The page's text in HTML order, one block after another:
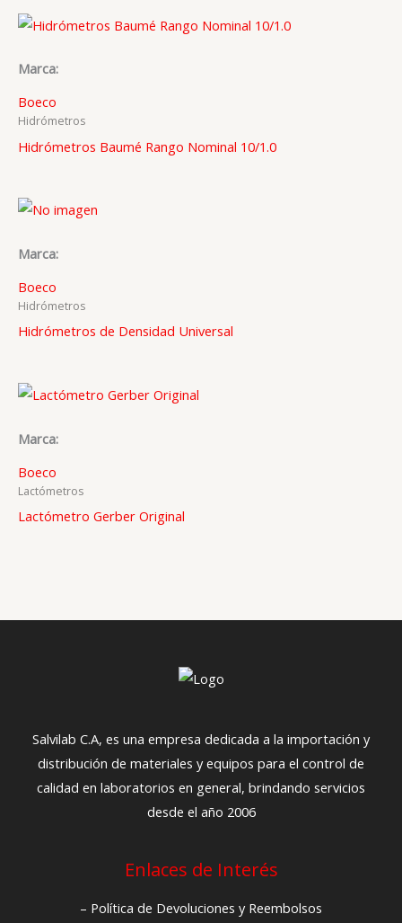
Marca:
Boeco
Hidrómetros
Hidrómetros Baumé Rango Nominal 10/1.0
Marca:
Boeco
Hidrómetros
Hidrómetros de Densidad Universal
Marca:
Boeco
Lactómetros
Lactómetro Gerber Original
Salvilab C.A, es una empresa dedicada a la importación y
distribución de materiales y equipos para el control de
calidad en laboratorios en general, brindando servicios
desde el año 2006
Enlaces de Interés
– Política de Devoluciones y Reembolsos